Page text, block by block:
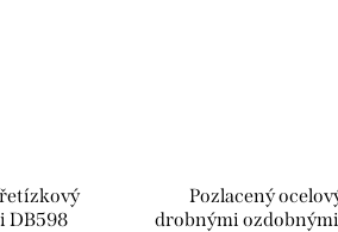
DB598
Pozlacený
drobnými